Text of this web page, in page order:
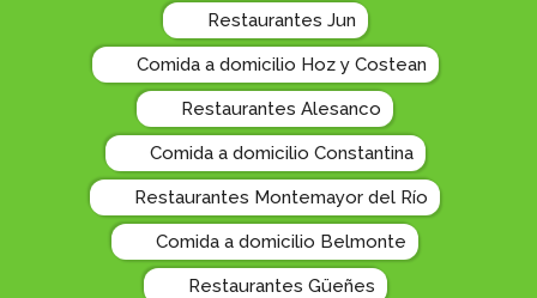
Restaurantes Jun
Comida a domicilio Hoz y Costean
Restaurantes Alesanco
Comida a domicilio Constantina
Restaurantes Montemayor del Río
Comida a domicilio Belmonte
Restaurantes Güeñes